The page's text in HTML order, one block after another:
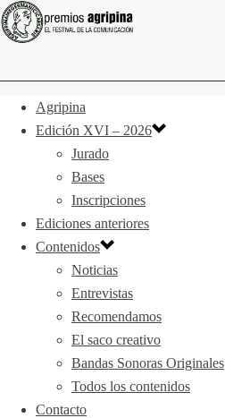
Agripina
Edición XVI – 2026
Jurado
Bases
Inscripciones
Ediciones anteriores
Contenidos
Noticias
Entrevistas
Recomendamos
El saco creativo
Bandas Sonoras Originales
Todos los contenidos
Contacto